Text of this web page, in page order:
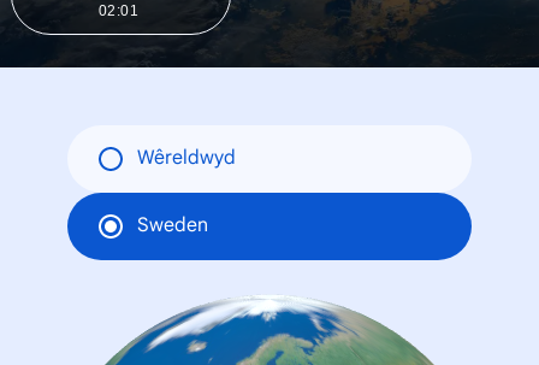
02:01
Wêreldwyd
Sweden